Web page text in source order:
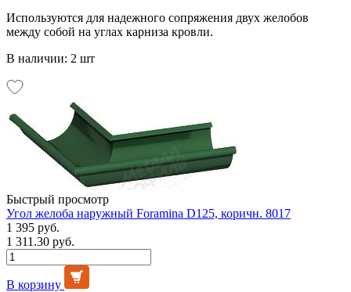
Используются для надежного сопряжения двух желобов
между собой на углах карниза кровли.
В наличии: 2 шт
Быстрый просмотр
Угол желоба наружный Foramina D125, коричн. 8017
1 395 руб.
1 311.30 руб.
В корзину